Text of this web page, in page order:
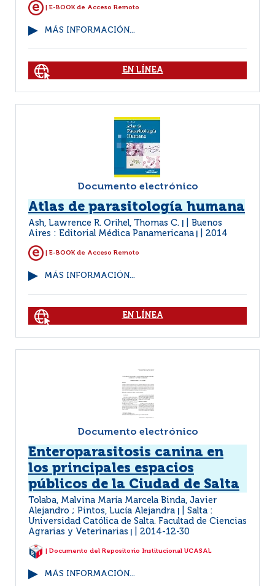
| E-BOOK de Acceso Remoto
MÁS INFORMACIÓN...
EN LÍNEA
Documento electrónico
Atlas de parasitología humana
Ash, Lawrence R. Orihel, Thomas C.
Buenos
Aires : Editorial Médica Panamericana
2014
| E-BOOK de Acceso Remoto
MÁS INFORMACIÓN...
EN LÍNEA
Documento electrónico
Enteroparasitosis canina en
los principales espacios
públicos de la Ciudad de Salta
Tolaba, Malvina María Marcela Binda, Javier
Alejandro ; Pintos, Lucía Alejandra
Salta :
Universidad Católica de Salta. Facultad de Ciencias
Agrarias y Veterinarias
2014-12-30
| Documento del Repositorio Institucional UCASAL
MÁS INFORMACIÓN...